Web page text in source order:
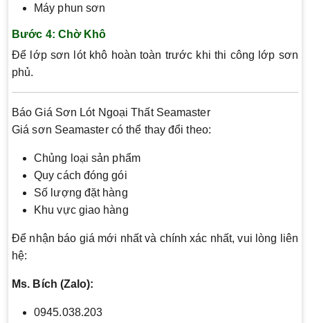
Máy phun sơn
Bước 4: Chờ Khô
Để lớp sơn lót khô hoàn toàn trước khi thi công lớp sơn
phủ.
Báo Giá Sơn Lót Ngoại Thất Seamaster
Giá sơn Seamaster có thể thay đổi theo:
Chủng loại sản phẩm
Quy cách đóng gói
Số lượng đặt hàng
Khu vực giao hàng
Để nhận báo giá mới nhất và chính xác nhất, vui lòng liên
hệ:
Ms. Bích (Zalo):
0945.038.203